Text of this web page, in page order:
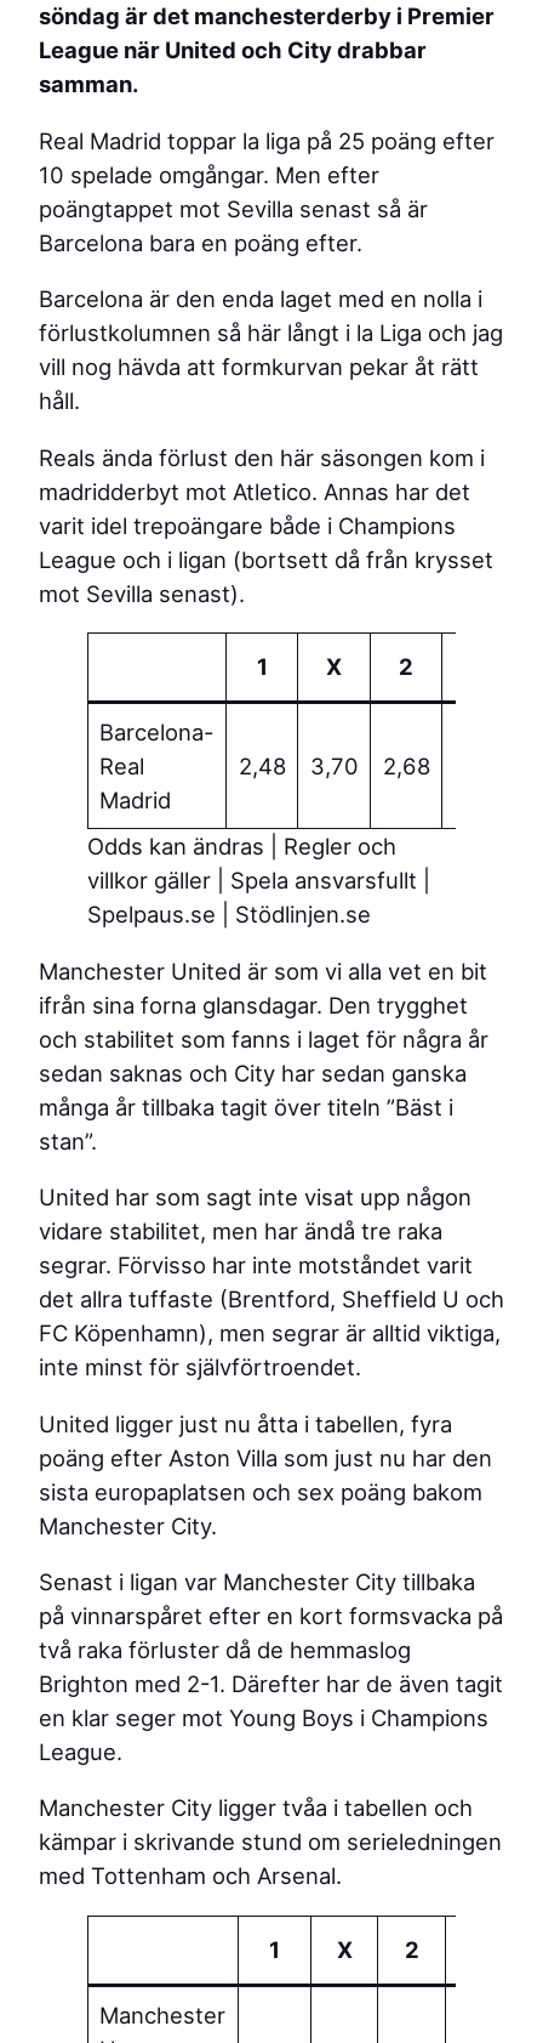
söndag är det manchesterderby i Premier
League när United och City drabbar
samman.
Real Madrid toppar la liga på 25 poäng efter
10 spelade omgångar. Men efter
poängtappet mot Sevilla senast så är
Barcelona bara en poäng efter.
Barcelona är den enda laget med en nolla i
förlustkolumnen så här långt i la Liga och jag
vill nog hävda att formkurvan pekar åt rätt
håll.
Reals ända förlust den här säsongen kom i
madridderbyt mot Atletico. Annas har det
varit idel trepoängare både i Champions
League och i ligan (bortsett då från krysset
mot Sevilla senast).
1 X 2
Barcelona-
Real
Madrid
2,48 3,70 2,68
Odds kan ändras | Regler och
villkor gäller | Spela ansvarsfullt |
Spelpaus.se | Stödlinjen.se
Manchester United är som vi alla vet en bit
ifrån sina forna glansdagar. Den trygghet
och stabilitet som fanns i laget för några år
sedan saknas och City har sedan ganska
många år tillbaka tagit över titeln ”Bäst i
stan”.
United har som sagt inte visat upp någon
vidare stabilitet, men har ändå tre raka
segrar. Förvisso har inte motståndet varit
det allra tuffaste (Brentford, Sheffield U och
FC Köpenhamn), men segrar är alltid viktiga,
inte minst för självförtroendet.
United ligger just nu åtta i tabellen, fyra
poäng efter Aston Villa som just nu har den
sista europaplatsen och sex poäng bakom
Manchester City.
Senast i ligan var Manchester City tillbaka
på vinnarspåret efter en kort formsvacka på
två raka förluster då de hemmaslog
Brighton med 2-1. Därefter har de även tagit
en klar seger mot Young Boys i Champions
League.
Manchester City ligger tvåa i tabellen och
kämpar i skrivande stund om serieledningen
med Tottenham och Arsenal.
1 X 2
Manchester